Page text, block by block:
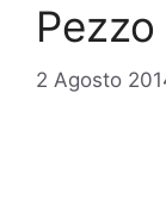
2 Agosto